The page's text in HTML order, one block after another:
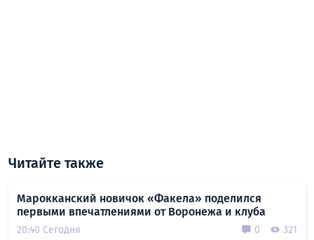
Читайте также
Марокканский новичок «Факела» поделился
первыми впечатлениями от Воронежа и клуба
20:40 Сегодня 0 321